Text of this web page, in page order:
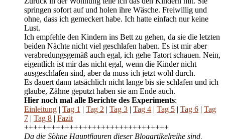
springen sofort auf und holen ihre Wäsche. Freiwillig und
ohne, dass ich gemeckert habe. Ich hatte einfach nur keine
Lust.
Ich empfehle den Kindern ins Bett zu gehen, da sie die letzten
beiden Nächte nicht viel geschlafen haben. Es ist mir aber
verabredungsgemäß auch egal, ich gehe Tatort schauen. Nein,
eigentlich ist mir das nicht egal, wenn die Kinder nicht
ausgeschlafen sind, aber da muss ich jetzt wohl durch.
Es dauert dann tatsächlich nicht lange bis sie schlafen und ich
glaube, Zähne geputzt haben sie am Ende auch.
Hier noch mal alle Berichte des Experiments:
Einleitung | Tag 1 | Tag 2 | Tag 3 | Tag 4 | Tag 5 | Tag 6 | Tag
7 | Tag 8 | Fazit
++++++++++++++++++++++++++++++++
Da die Söhne Hauptfiguren dieser Blogartikelreihe sind,